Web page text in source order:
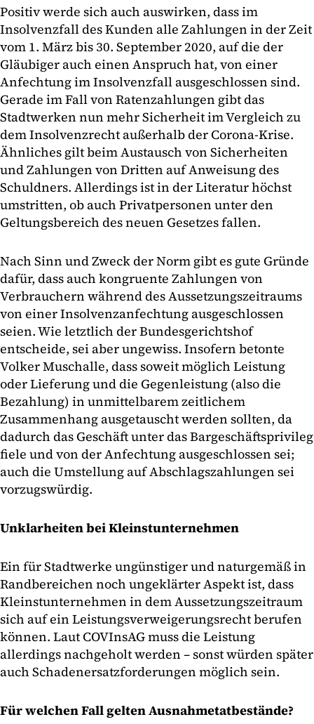
Positiv werde sich auch auswirken, dass im
Insolvenzfall des Kunden alle Zahlungen in der Zeit
vom 1. März bis 30. September 2020, auf die der
Gläubiger auch einen Anspruch hat, von einer
Anfechtung im Insolvenzfall ausgeschlossen sind.
Gerade im Fall von Ratenzahlungen gibt das
Stadtwerken nun mehr Sicherheit im Vergleich zu
dem Insolvenzrecht außerhalb der Corona-Krise.
Ähnliches gilt beim Austausch von Sicherheiten
und Zahlungen von Dritten auf Anweisung des
Schuldners. Allerdings ist in der Literatur höchst
umstritten, ob auch Privatpersonen unter den
Geltungsbereich des neuen Gesetzes fallen.
Nach Sinn und Zweck der Norm gibt es gute Gründe
dafür, dass auch kongruente Zahlungen von
Verbrauchern während des Aussetzungszeitraums
von einer Insolvenzanfechtung ausgeschlossen
seien. Wie letztlich der Bundesgerichtshof
entscheide, sei aber ungewiss. Insofern betonte
Volker Muschalle, dass soweit möglich Leistung
oder Lieferung und die Gegenleistung (also die
Bezahlung) in unmittelbarem zeitlichem
Zusammenhang ausgetauscht werden sollten, da
dadurch das Geschäft unter das Bargeschäftsprivileg
fiele und von der Anfechtung ausgeschlossen sei;
auch die Umstellung auf Abschlagszahlungen sei
vorzugswürdig.
Unklarheiten bei Kleinstunternehmen
Ein für Stadtwerke ungünstiger und naturgemäß in
Randbereichen noch ungeklärter Aspekt ist, dass
Kleinstunternehmen in dem Aussetzungszeitraum
sich auf ein Leistungsverweigerungsrecht berufen
können. Laut COVInsAG muss die Leistung
allerdings nachgeholt werden – sonst würden später
auch Schadenersatzforderungen möglich sein.
Für welchen Fall gelten Ausnahmetatbestände?